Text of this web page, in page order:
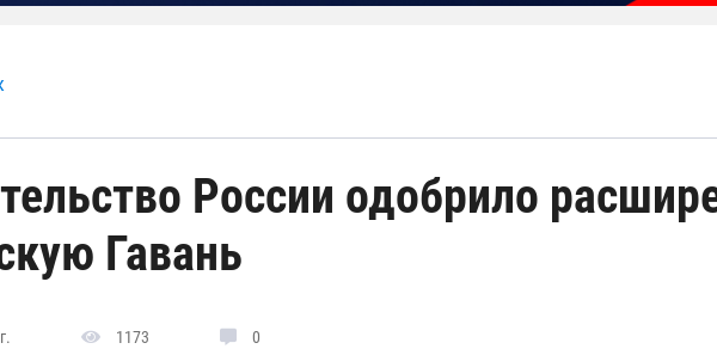
России одобрило
Гавань
1173 0